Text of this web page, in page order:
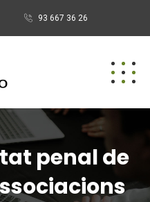
93 667 36 26
penal de